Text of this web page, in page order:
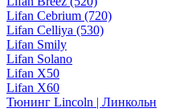
Lifan Cebrium (720)
Lifan Celliya (530)
Lifan Smily
Lifan Solano
Lifan X50
Lifan X60
Тюнинг Lincoln | Линкольн